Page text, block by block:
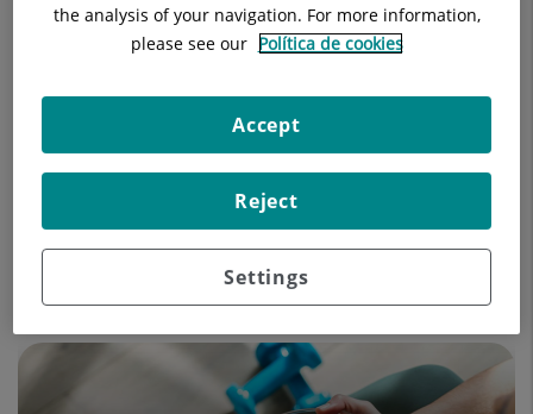
Reconstrucció mamària postmastectomia
Seqüeles de traumatismes o cirurgies prèvies
the analysis of your navigation. For more information,
please see our Política de cookies
Settings
Reject
Accept